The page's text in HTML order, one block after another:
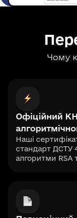
Чому
Офіційний
Наші
стандарт ДСТУ
алгоритми RSA